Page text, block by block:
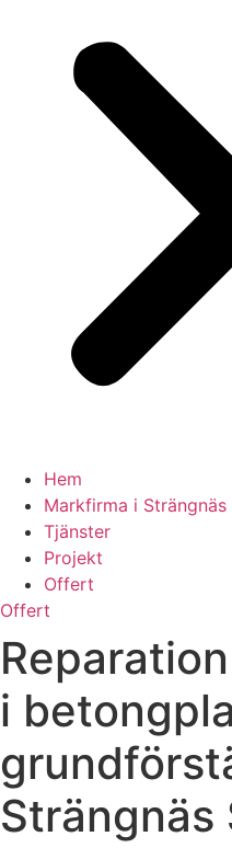
Hem
Markfirma i Strängnäs
Tjänster
Projekt
Offert
Offert
i
Strängnäs